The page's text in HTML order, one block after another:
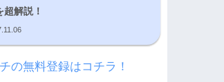
超解説！
の無料登録はコチラ！